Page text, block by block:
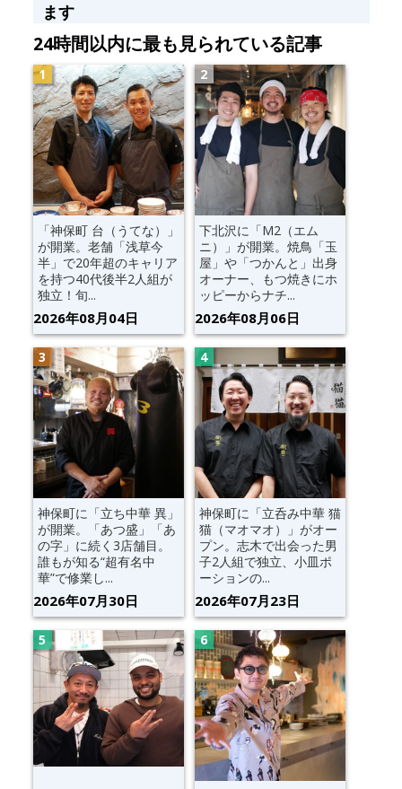
ます
24時間以内に最も見られている記事
「神保町 台（うてな）」
が開業。老舗「浅草今
半」で20年超のキャリア
を持つ40代後半2人組が
独立！旬...
2026年08月04日
下北沢に「M2（エム
ニ）」が開業。焼鳥「玉
屋」や「つかんと」出身
オーナー、もつ焼きにホ
ッピーからナチ...
2026年08月06日
神保町に「立ち中華 異」
が開業。「あつ盛」「あ
の字」に続く3店舗目。
誰もが知る“超有名中
華”で修業し...
2026年07月30日
神保町に「立呑み中華 猫
猫（マオマオ）」がオー
プン。志木で出会った男
子2人組で独立、小皿ポ
ーションの...
2026年07月23日